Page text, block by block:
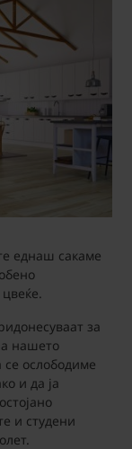
еднаш сакаме
за
нашето
ослободиме
и да ја
и студени